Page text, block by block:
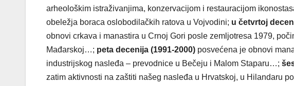
arheološkim istraživanjima, konzervacijom i restauracijom
obeležja boraca oslobodilačkih ratova u Vojvodini; u četvrtoj
obnovi crkava i manastira u Crnoj Gori posle zemljotresa 1979,
Mađarskoj…; peta decenija (1991-2000) posvećena je obnovi
industrijskog nasleđa – prevodnice u Bečeju i Malom Staparu…;
zatim aktivnosti na zaštiti našeg nasleđa u Hrvatskoj, u Hilandaru